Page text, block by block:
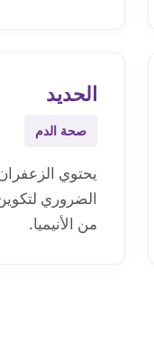
الحديد
صحة الدم
يحتوي
الضروري
من الأنيميا.